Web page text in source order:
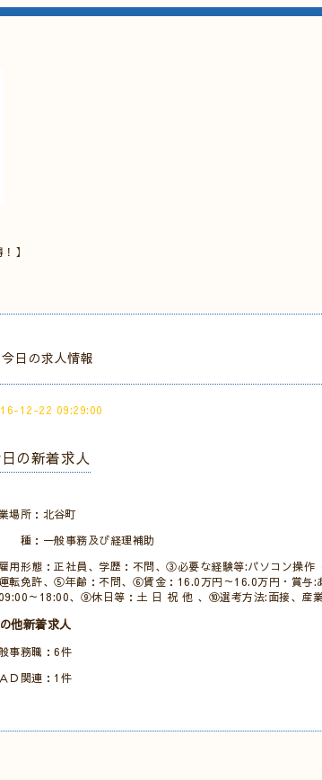
】
今日の求人情報
12-22 09:29:00
の新着求人
場所：北谷町
種：一般事務及び経理補助
用形態：正社員、学歴：不問、③必要な経験等:パソコン操作
転免許、⑤年齢：不問、⑥賃金：16.0万円～16.0万円・賞与:
～18:00、⑨休日等：土 日 祝 他 、⑩選考方法:面接、産
他新着求人
事務職：6件
Ｄ関連：1件